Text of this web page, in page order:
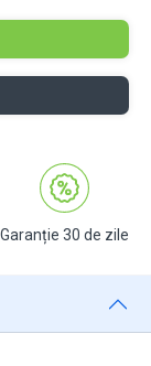
Garanție 30 de zile